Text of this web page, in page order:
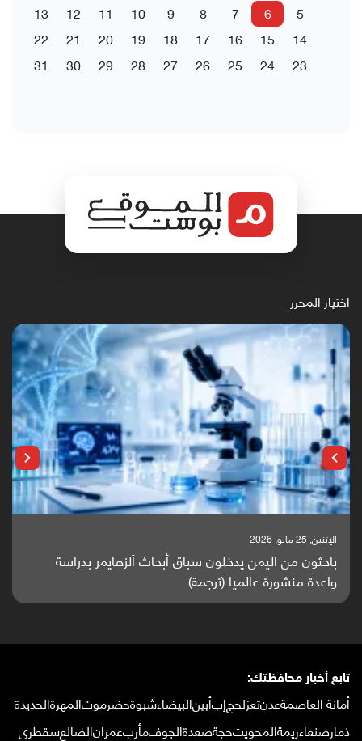
5
6
7
8
9
10
11
12
13
14
15
16
17
18
19
20
21
22
23
24
25
26
27
28
29
30
31
اختيار المحرر
الإثنين, 25 مايو, 2026
باحثون من اليمن يدخلون سباق أبحاث ألزهايمر بدراسة
واعدة منشورة عالميا (ترجمة)
تابع أخبار محافظتك:
أمانة العاصمةعدنتعزلحجإبأبينالبيضاءشبوةحضرموتالمهرةالحديدة
ذمارصنعاءريمةالمحويتحجةصعدةالجوفمأربعمرانالضالعسقطرى